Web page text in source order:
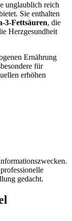
unglaublich reich
Sie enthalten
3-Fettsäuren, die
Herzgesundheit
Ernährung
für
erhöhen
gedacht.